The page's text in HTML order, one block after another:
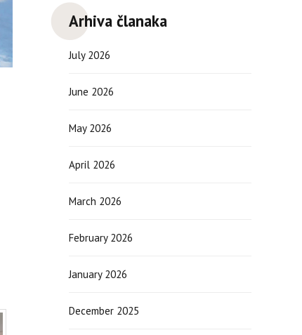
Arhiva članaka
July 2026
June 2026
May 2026
April 2026
March 2026
February 2026
January 2026
December 2025